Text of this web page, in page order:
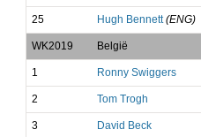
25 Hugh Bennett (ENG)
WK2019 België
1 Ronny Swiggers
2 Tom Trogh
3 David Beck